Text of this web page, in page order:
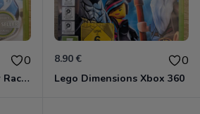
0
Sonic & Sega All-Star Racing - Transformed Xbox 360
8.90 € 0
Lego Dimensions Xbox 360